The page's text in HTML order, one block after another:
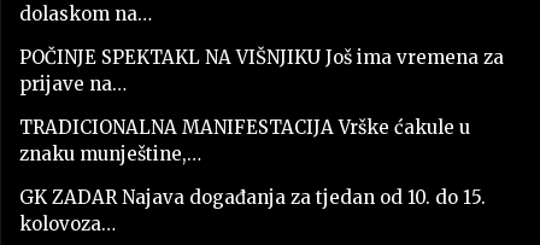
dolaskom na…
POČINJE SPEKTAKL NA VIŠNJIKU Još ima vremena za
prijave na…
TRADICIONALNA MANIFESTACIJA Vrške ćakule u
znaku munještine,…
GK ZADAR Najava događanja za tjedan od 10. do 15.
kolovoza…